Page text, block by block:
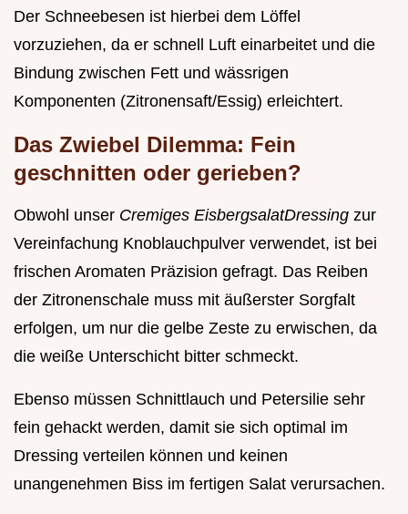
Der Schneebesen ist hierbei dem Löffel
vorzuziehen, da er schnell Luft einarbeitet und die
Bindung zwischen Fett und wässrigen
Komponenten (Zitronensaft/Essig) erleichtert.
Das Zwiebel Dilemma: Fein
geschnitten oder gerieben?
Obwohl unser Cremiges EisbergsalatDressing zur
Vereinfachung Knoblauchpulver verwendet, ist bei
frischen Aromaten Präzision gefragt. Das Reiben
der Zitronenschale muss mit äußerster Sorgfalt
erfolgen, um nur die gelbe Zeste zu erwischen, da
die weiße Unterschicht bitter schmeckt.
Ebenso müssen Schnittlauch und Petersilie sehr
fein gehackt werden, damit sie sich optimal im
Dressing verteilen können und keinen
unangenehmen Biss im fertigen Salat verursachen.